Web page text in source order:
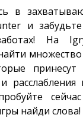
в
и
На
расслабления
найди слова!